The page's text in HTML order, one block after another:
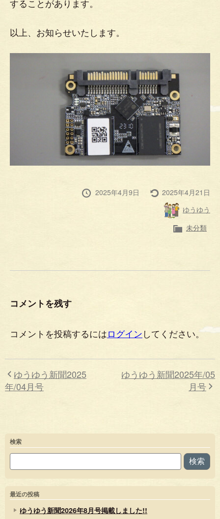
することがあります。
以上、お知らせいたします。
投
2025年4月9日
最
終
更
新
2025年4月21日
投
稿
者
ゆうゆう
カ
テ
未分類
コメントを残す
コメントを投稿するにはログインしてください。
ゆうゆう新聞2025
年/04月号
ゆうゆう新聞2025年/05
月号
検索
検索
最近の投稿
ゆうゆう新聞2026年8月号掲載しました!!